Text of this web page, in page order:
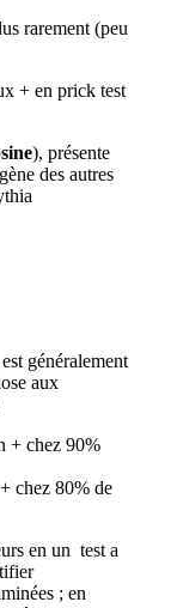
rarement (peu
+ en prick test
), présente
des autres
généralement
aux
+ chez 90%
chez 80% de
en un test a
; en